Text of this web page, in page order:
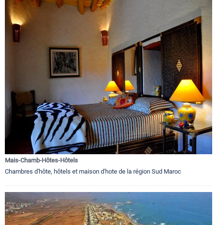
Mais-Chamb-Hôtes-Hôtels
Chambres d'hôte, hôtels et maison d'hote de la région Sud Maroc